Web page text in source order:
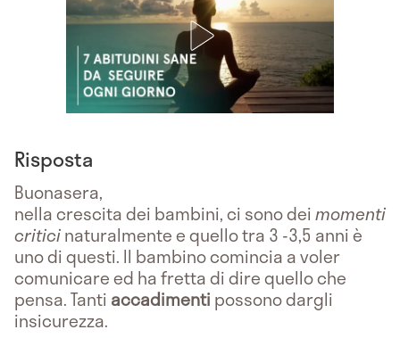
Risposta
Buonasera,
nella crescita dei bambini, ci sono deimomenti
criticinaturalmente e quello tra 3 -3,5 anni è
uno di questi. Il bambino comincia a voler
comunicare ed ha fretta di dire quello che
pensa. Tanti accadimenti possono dargli
insicurezza.